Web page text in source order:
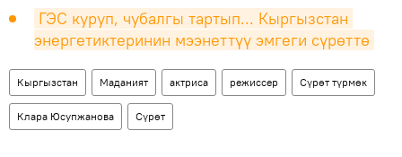
ГЭС куруп, чубалгы тартып... Кыргызстан
энергетиктеринин мээнеттүү эмгеги сүрөттө
Кыргызстан Маданият актриса режиссер Сүрөт түрмөк
Клара Юсупжанова Сүрөт